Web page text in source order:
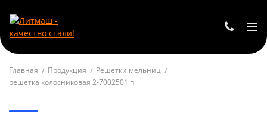
Главная Продукция
Решетки мельниц
решетка колосниковая 2-7002501 п